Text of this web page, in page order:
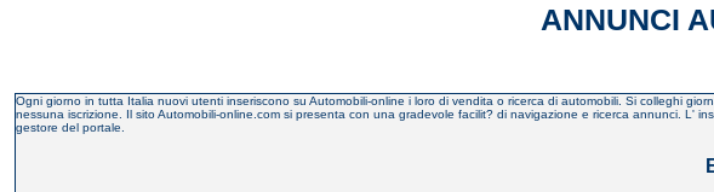
ANNUNCI
Ogni giorno in tutta Italia nuovi utenti inseriscono su Automobili-online i loro di vendita o ricerca di automobili. Si colleghi
nessuna iscrizione. Il sito Automobili-online.com si presenta con una gradevole facilit? di navigazione e ricerca annunci. L'
gestore del portale.